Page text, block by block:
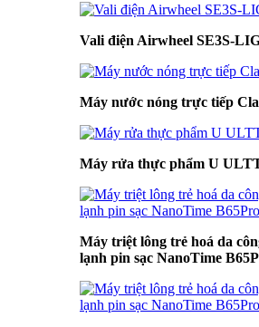
Vali điện Airwheel SE3S-
Máy nước nóng trực tiếp
Máy rửa thực phẩm U
Máy triệt lông trẻ hoá da
lạnh pin sạc NanoTime